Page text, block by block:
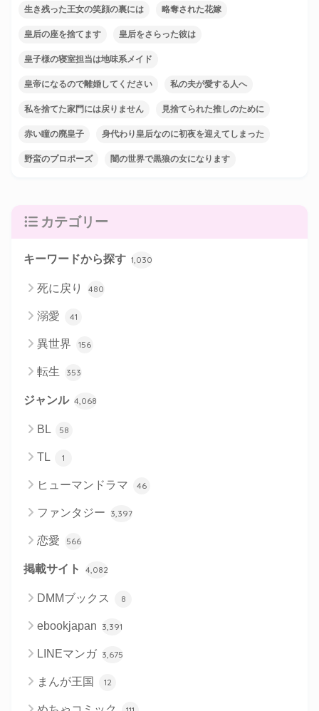
生き残った王女の笑顔の裏には 略奪された花嫁
皇后の座を捨てます 皇后をさらった彼は
皇子様の寝室担当は地味系メイド
皇帝になるので離婚してください 私の夫が愛する人へ
私を捨てた家門には戻りません 見捨てられた推しのために
赤い瞳の廃皇子 身代わり皇后なのに初夜を迎えてしまった
野蛮のプロポーズ 闇の世界で黒狼の女になります
カテゴリー
キーワードから探す 1,030
死に戻り 480
溺愛 41
異世界 156
転生 353
ジャンル 4,068
BL 58
TL 1
ヒューマンドラマ 46
ファンタジー 3,397
恋愛 566
掲載サイト 4,082
DMMブックス 8
ebookjapan 3,391
LINEマンガ 3,675
まんが王国 12